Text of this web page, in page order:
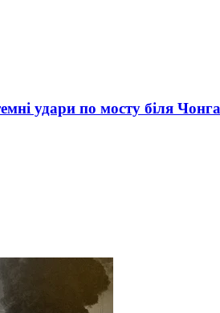
удари по мосту біля